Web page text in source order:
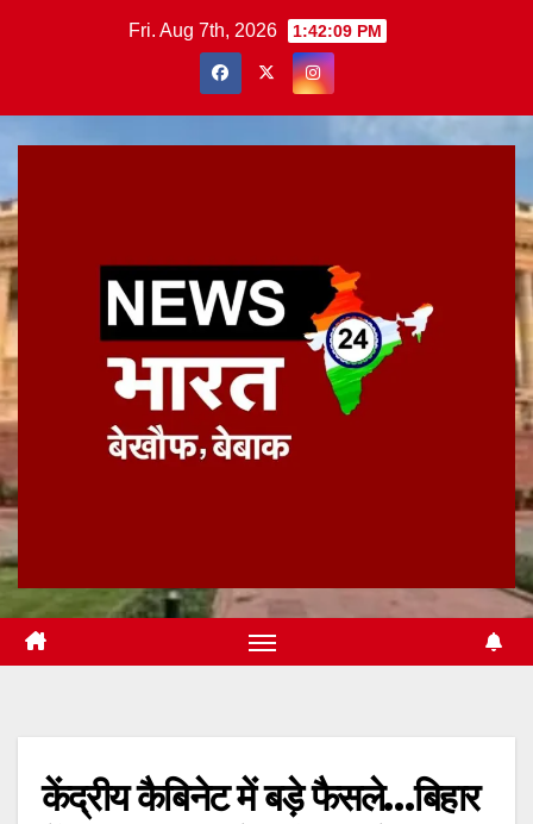
Fri. Aug 7th, 2026 1:42:10 PM
केंद्रीय कैबिनेट में बड़े फैसले…बिहार